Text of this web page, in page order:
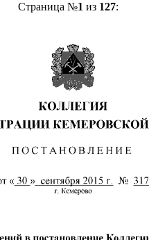
Страница №1 из 127: